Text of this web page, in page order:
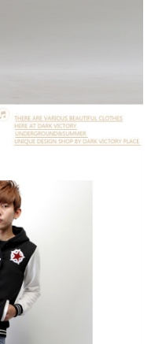
帳頁面顯示為準，若有關於
問，請聯繫「AFTEE先享後付
support/home
先享後付」服務完成之交
並將交易相關給付款項請求債
：
帳號之用戶狀況，依本公司即
之情形，本公司將視審查結果
冊。若發現惡意使用之情形，
用額度並採取法律行動。
費